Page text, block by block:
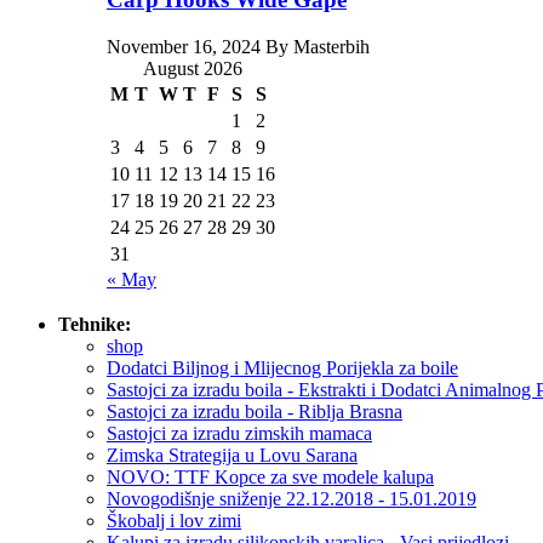
November 16, 2024 By Masterbih
August 2026
M T W T F S
S
1
2
3
4 5 6 7 8
9
10 11 12 13 14 15 16
17 18 19 20 21 22 23
24 25 26 27 28 29 30
31
« May
Tehnike:
shop
Dodatci Biljnog i Mlijecnog Porijekla za boile
Sastojci za izradu boila - Ekstrakti i Dodatci Animalnog
Sastojci za izradu boila - Riblja Brasna
Sastojci za izradu zimskih mamaca
Zimska Strategija u Lovu Sarana
NOVO: TTF Kopce za sve modele kalupa
Novogodišnje sniženje 22.12.2018 - 15.01.2019
Škobalj i lov zimi